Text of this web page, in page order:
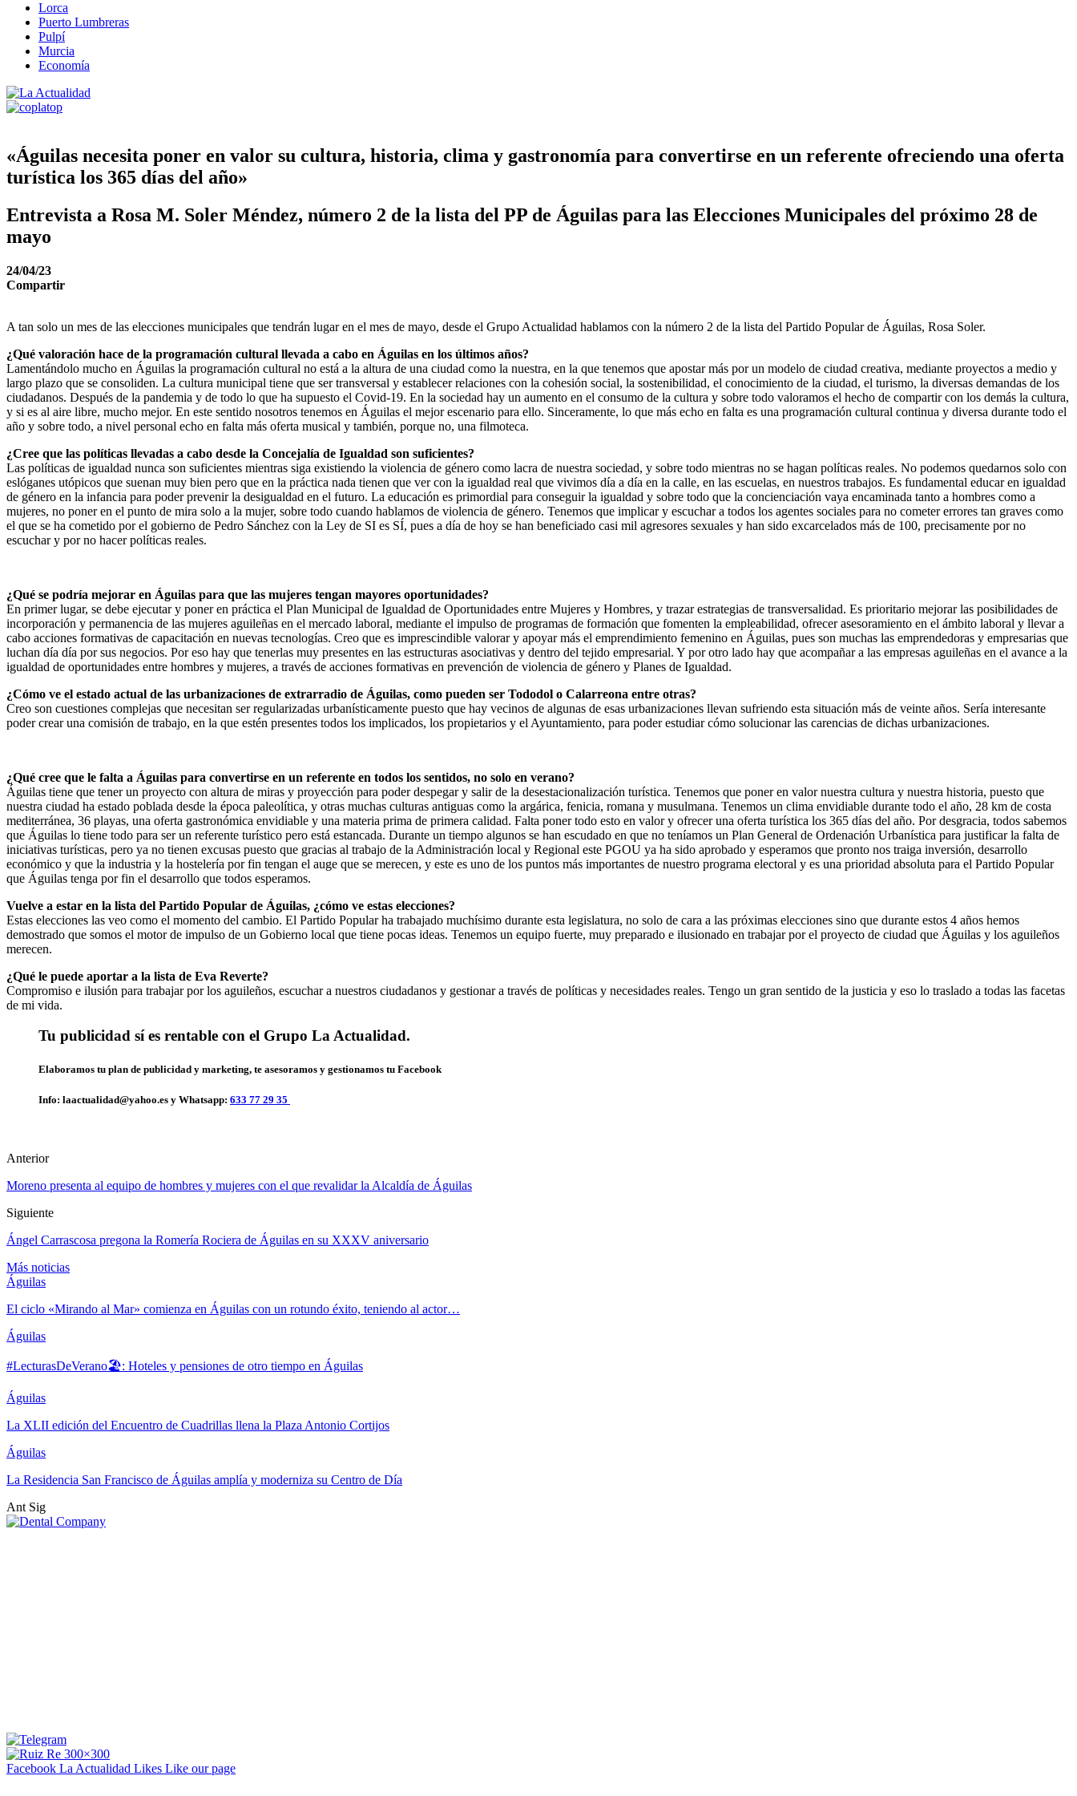
Lorca
Puerto Lumbreras
Pulpí
Murcia
Economía
«Águilas necesita poner en valor su cultura, historia, clima y gastronomía para convertirse en un referente ofreciendo una oferta
turística los 365 días del año»
Entrevista a Rosa M. Soler Méndez, número 2 de la lista del PP de Águilas para las Elecciones Municipales del próximo 28 de
mayo
24/04/23
Compartir
A tan solo un mes de las elecciones municipales que tendrán lugar en el mes de mayo, desde el Grupo Actualidad hablamos con la número 2 de la lista del Partido Popular de Águilas, Rosa Soler.
¿Qué valoración hace de la programación cultural llevada a cabo en Águilas en los últimos años?
Lamentándolo mucho en Águilas la programación cultural no está a la altura de una ciudad como la nuestra, en la que tenemos que apostar más por un modelo de ciudad creativa, mediante proyectos a medio y
largo plazo que se consoliden. La cultura municipal tiene que ser transversal y establecer relaciones con la cohesión social, la sostenibilidad, el conocimiento de la ciudad, el turismo, la diversas demandas de los
ciudadanos. Después de la pandemia y de todo lo que ha supuesto el Covid-19. En la sociedad hay un aumento en el consumo de la cultura y sobre todo valoramos el hecho de compartir con los demás la cultura,
y si es al aire libre, mucho mejor. En este sentido nosotros tenemos en Águilas el mejor escenario para ello. Sinceramente, lo que más echo en falta es una programación cultural continua y diversa durante todo el
año y sobre todo, a nivel personal echo en falta más oferta musical y también, porque no, una filmoteca.
¿Cree que las políticas llevadas a cabo desde la Concejalía de Igualdad son suficientes?
Las políticas de igualdad nunca son suficientes mientras siga existiendo la violencia de género como lacra de nuestra sociedad, y sobre todo mientras no se hagan políticas reales. No podemos quedarnos solo con
eslóganes utópicos que suenan muy bien pero que en la práctica nada tienen que ver con la igualdad real que vivimos día a día en la calle, en las escuelas, en nuestros trabajos. Es fundamental educar en igualdad
de género en la infancia para poder prevenir la desigualdad en el futuro. La educación es primordial para conseguir la igualdad y sobre todo que la concienciación vaya encaminada tanto a hombres como a
mujeres, no poner en el punto de mira solo a la mujer, sobre todo cuando hablamos de violencia de género. Tenemos que implicar y escuchar a todos los agentes sociales para no cometer errores tan graves como
el que se ha cometido por el gobierno de Pedro Sánchez con la Ley de SI es SÍ, pues a día de hoy se han beneficiado casi mil agresores sexuales y han sido excarcelados más de 100, precisamente por no
escuchar y por no hacer políticas reales.
¿Qué se podría mejorar en Águilas para que las mujeres tengan mayores oportunidades?
En primer lugar, se debe ejecutar y poner en práctica el Plan Municipal de Igualdad de Oportunidades entre Mujeres y Hombres, y trazar estrategias de transversalidad. Es prioritario mejorar las posibilidades de
incorporación y permanencia de las mujeres aguileñas en el mercado laboral, mediante el impulso de programas de formación que fomenten la empleabilidad, ofrecer asesoramiento en el ámbito laboral y llevar a
cabo acciones formativas de capacitación en nuevas tecnologías. Creo que es imprescindible valorar y apoyar más el emprendimiento femenino en Águilas, pues son muchas las emprendedoras y empresarias que
luchan día día por sus negocios. Por eso hay que tenerlas muy presentes en las estructuras asociativas y dentro del tejido empresarial. Y por otro lado hay que acompañar a las empresas aguileñas en el avance a la
igualdad de oportunidades entre hombres y mujeres, a través de acciones formativas en prevención de violencia de género y Planes de Igualdad.
¿Cómo ve el estado actual de las urbanizaciones de extrarradio de Águilas, como pueden ser Tododol o Calarreona entre otras?
Creo son cuestiones complejas que necesitan ser regularizadas urbanísticamente puesto que hay vecinos de algunas de esas urbanizaciones llevan sufriendo esta situación más de veinte años. Sería interesante
poder crear una comisión de trabajo, en la que estén presentes todos los implicados, los propietarios y el Ayuntamiento, para poder estudiar cómo solucionar las carencias de dichas urbanizaciones.
¿Qué cree que le falta a Águilas para convertirse en un referente en todos los sentidos, no solo en verano?
Águilas tiene que tener un proyecto con altura de miras y proyección para poder despegar y salir de la desestacionalización turística. Tenemos que poner en valor nuestra cultura y nuestra historia, puesto que
nuestra ciudad ha estado poblada desde la época paleolítica, y otras muchas culturas antiguas como la argárica, fenicia, romana y musulmana. Tenemos un clima envidiable durante todo el año, 28 km de costa
mediterránea, 36 playas, una oferta gastronómica envidiable y una materia prima de primera calidad. Falta poner todo esto en valor y ofrecer una oferta turística los 365 días del año. Por desgracia, todos sabemos
que Águilas lo tiene todo para ser un referente turístico pero está estancada. Durante un tiempo algunos se han escudado en que no teníamos un Plan General de Ordenación Urbanística para justificar la falta de
iniciativas turísticas, pero ya no tienen excusas puesto que gracias al trabajo de la Administración local y Regional este PGOU ya ha sido aprobado y esperamos que pronto nos traiga inversión, desarrollo
económico y que la industria y la hostelería por fin tengan el auge que se merecen, y este es uno de los puntos más importantes de nuestro programa electoral y es una prioridad absoluta para el Partido Popular
que Águilas tenga por fin el desarrollo que todos esperamos.
Vuelve a estar en la lista del Partido Popular de Águilas, ¿cómo ve estas elecciones?
Estas elecciones las veo como el momento del cambio. El Partido Popular ha trabajado muchísimo durante esta legislatura, no solo de cara a las próximas elecciones sino que durante estos 4 años hemos
demostrado que somos el motor de impulso de un Gobierno local que tiene pocas ideas. Tenemos un equipo fuerte, muy preparado e ilusionado en trabajar por el proyecto de ciudad que Águilas y los aguileños
merecen.
¿Qué le puede aportar a la lista de Eva Reverte?
Compromiso e ilusión para trabajar por los aguileños, escuchar a nuestros ciudadanos y gestionar a través de políticas y necesidades reales. Tengo un gran sentido de la justicia y eso lo traslado a todas las facetas
de mi vida.
Tu publicidad sí es rentable con el Grupo La Actualidad.
Elaboramos tu plan de publicidad y marketing, te asesoramos y gestionamos tu Facebook
Info: laactualidad@yahoo.es y Whatsapp: 633 77 29 35
Anterior
Moreno presenta al equipo de hombres y mujeres con el que revalidar la Alcaldía de Águilas
Siguiente
Ángel Carrascosa pregona la Romería Rociera de Águilas en su XXXV aniversario
Más noticias
Águilas
El ciclo «Mirando al Mar» comienza en Águilas con un rotundo éxito, teniendo al actor…
Águilas
#LecturasDeVerano🏖: Hoteles y pensiones de otro tiempo en Águilas
Águilas
La XLII edición del Encuentro de Cuadrillas llena la Plaza Antonio Cortijos
Águilas
La Residencia San Francisco de Águilas amplía y moderniza su Centro de Día
Ant Sig
Facebook La Actualidad Likes Like our page